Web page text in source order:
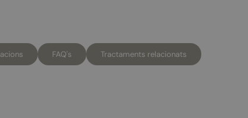
FAQ's Tractaments relacionats